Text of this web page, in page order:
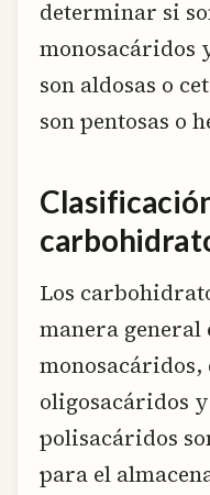
determinar si
monosacáridos
son aldosas o
son pentosas o
Los
manera general
oligosacáridos
polisacáridos
para el